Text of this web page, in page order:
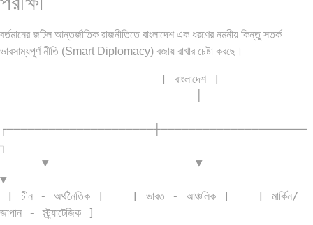
বর্তমানের জটিল আন্তর্জাতিক রাজনীতিতে বাংলাদেশ এক ধরণের নমনীয় কিন্তু সতর্ক
ভারসাম্যপূর্ণ নীতি (Smart Diplomacy) বজায় রাখার চেষ্টা করছে।
┌─────────────────────┼─────────────────────
┐
▼